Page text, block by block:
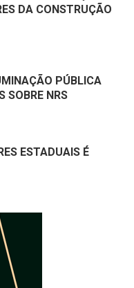
DA CONSTRUÇÃO
PÚBLICA
SOBRE NRS
ESTADUAIS É